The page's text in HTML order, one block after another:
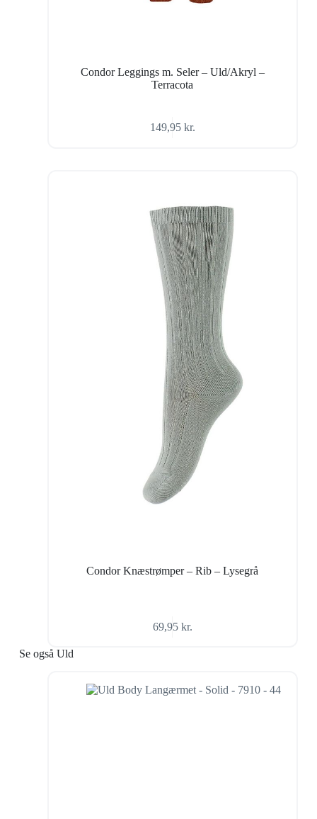
Condor Leggings m. Seler – Uld/Akryl –
Terracota
149,95 kr.
Condor Knæstrømper – Rib – Lysegrå
69,95 kr.
Se også Uld